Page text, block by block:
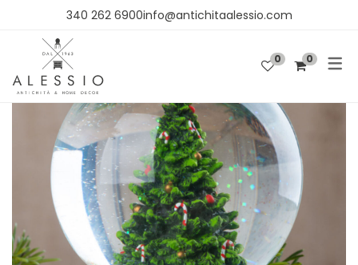
SHOP
OGGETTISTICA
ARREDO
TESSUTI E CARTA DA PARATI
340 262 6900info@antichitaalessio.com
0 0